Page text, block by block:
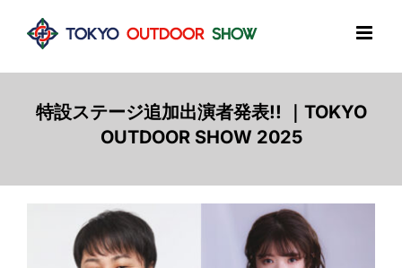
content
特設ステージ追加出演者発表!! ｜TOKYO
OUTDOOR SHOW 2025